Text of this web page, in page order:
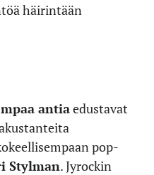
häirintään
antiaedustavat
pop-
Stylman. Jyrockin